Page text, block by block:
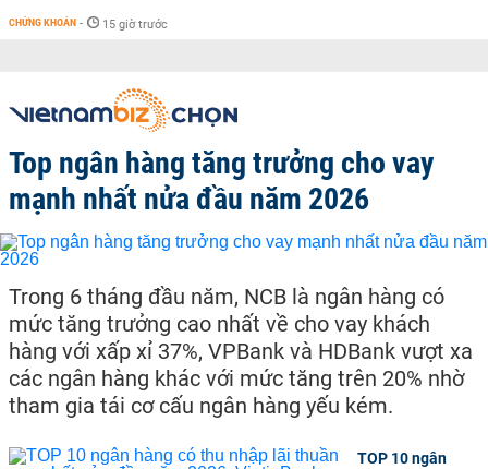
CHỨNG KHOÁN - 15 giờ trước
Top ngân hàng tăng trưởng cho vay
mạnh nhất nửa đầu năm 2026
Trong 6 tháng đầu năm, NCB là ngân hàng có
mức tăng trưởng cao nhất về cho vay khách
hàng với xấp xỉ 37%, VPBank và HDBank vượt xa
các ngân hàng khác với mức tăng trên 20% nhờ
tham gia tái cơ cấu ngân hàng yếu kém.
TOP 10 ngân